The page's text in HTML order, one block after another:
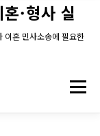
·형사 실
이혼 민사소송에 필요한
메뉴